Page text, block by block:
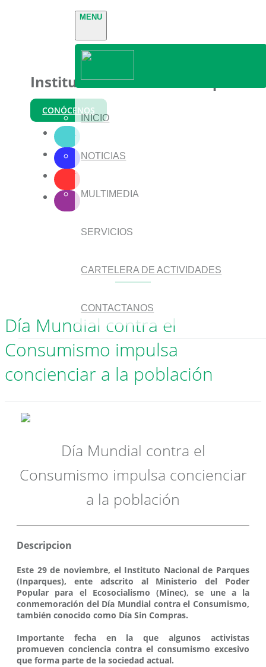
MENU
INICIO
NOTICIAS
MULTIMEDIA
SERVICIOS
CARTELERA DE ACTIVIDADES
CONTACTANOS
Instituto Nacional de Parques
CONÓCENOS
Día Mundial contra el
Consumismo impulsa
concienciar a la población
Día Mundial contra el
Consumismo impulsa concienciar
a la población
Descripcion
Este 29 de noviembre, el Instituto Nacional de Parques
(Inparques), ente adscrito al Ministerio del Poder
Popular para el Ecosocialismo (Minec), se une a la
conmemoración del Día Mundial contra el Consumismo,
también conocido como Día Sin Compras.
Importante fecha en la que algunos activistas
promueven conciencia contra el consumismo excesivo
que forma parte de la sociedad actual.